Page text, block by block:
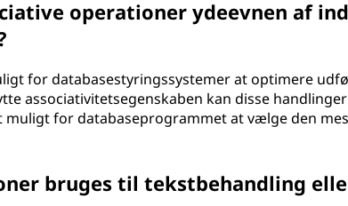
operationer ydeevnen af
for databasestyringssystemer at optimere
associativitetsegenskaben kan disse
for databaseprogrammet at vælge den
bruges til tekstbehandling